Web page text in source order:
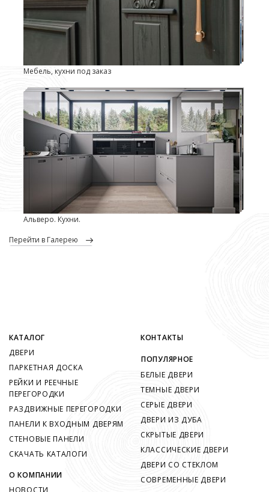
Мебель, кухни под заказ
Альверо. Кухни.
перейти в Галерею
КАТАЛОГ
ДВЕРИ
ПАРКЕТНАЯ ДОСКА
РЕЙКИ И РЕЕЧНЫЕ
ПЕРЕГОРОДКИ
РАЗДВИЖНЫЕ ПЕРЕГОРОДКИ
ПАНЕЛИ К ВХОДНЫМ ДВЕРЯМ
СТЕНОВЫЕ ПАНЕЛИ
СКАЧАТЬ КАТАЛОГИ
О КОМПАНИИ
НОВОСТИ
КОНТАКТЫ
ПОПУЛЯРНОЕ
БЕЛЫЕ ДВЕРИ
ТЕМНЫЕ ДВЕРИ
СЕРЫЕ ДВЕРИ
ДВЕРИ ИЗ ДУБА
СКРЫТЫЕ ДВЕРИ
КЛАССИЧЕСКИЕ ДВЕРИ
ДВЕРИ СО СТЕКЛОМ
СОВРЕМЕННЫЕ ДВЕРИ